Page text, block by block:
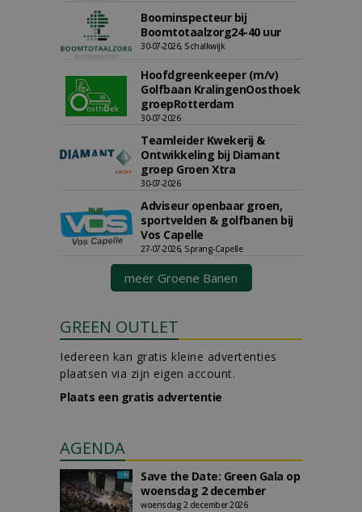
Boominspecteur bij
Boomtotaalzorg24-40 uur
30-07-2026, Schalkwijk
Hoofdgreenkeeper (m/v)
Golfbaan KralingenOosthoek
groepRotterdam
30-07-2026
Teamleider Kwekerij &
Ontwikkeling bij Diamant
groep Groen Xtra
30-07-2026
Adviseur openbaar groen,
sportvelden & golfbanen bij
Vos Capelle
27-07-2026, Sprang-Capelle
meer Groene Banen
GREEN OUTLET
Iedereen kan gratis kleine advertenties
plaatsen via zijn eigen account.
Plaats een gratis advertentie
AGENDA
Save the Date: Green Gala op
woensdag 2 december
woensdag 2 december 2026